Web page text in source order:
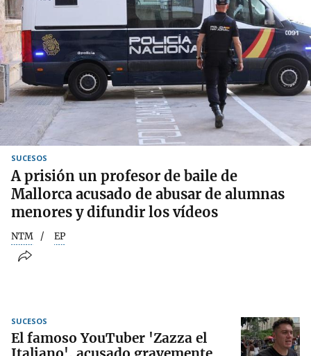
SUCESOS
A prisión un profesor de baile de
Mallorca acusado de abusar de alumnas
menores y difundir los vídeos
NTM EP
SUCESOS
El famoso YouTuber 'Zazza el